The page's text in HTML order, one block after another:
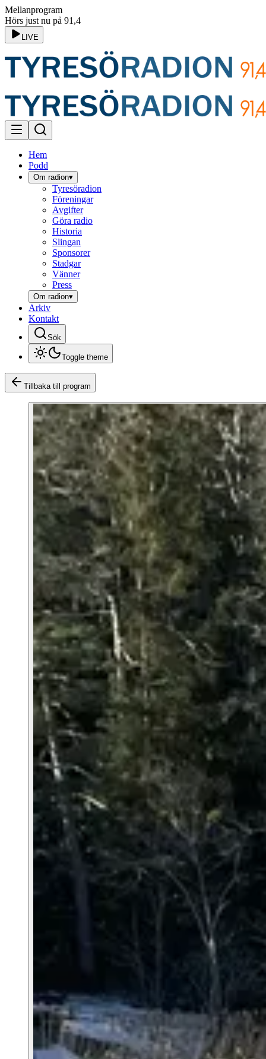
Mellanprogram
Hörs just nu på 91,4
LIVE
Hem
Podd
Om radion▾
Tyresöradion
Föreningar
Avgifter
Göra radio
Historia
Slingan
Sponsorer
Stadgar
Vänner
Press
Om radion▾
Arkiv
Kontakt
Sök
Toggle theme
Tillbaka till program